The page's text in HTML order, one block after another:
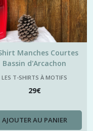
Manches Courtes
Bassin d'Arcachon
LES T-SHIRTS À MOTIFS
29€
AJOUTER AU PANIER